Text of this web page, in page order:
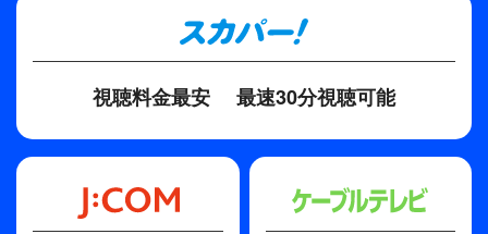
プロデューサー
酒井祐輔、坂田政度（イースト・エンタテインメント）
ディレクター・監督
若木裕介
視聴料金最安 最速30分視聴可能